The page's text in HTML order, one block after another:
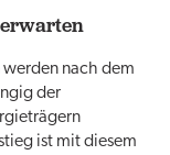
nach dem
der
ist mit diesem